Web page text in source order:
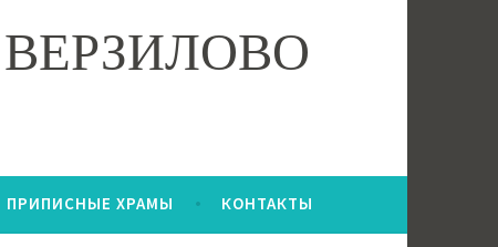
ПРИПИСНЫЕ ХРАМЫ КОНТАКТЫ